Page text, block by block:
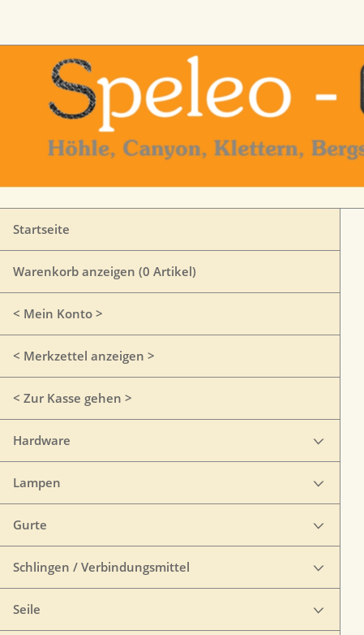
Startseite
Warenkorb anzeigen (0 Artikel)
< Mein Konto >
< Merkzettel anzeigen >
< Zur Kasse gehen >
Hardware
Lampen
Gurte
Schlingen / Verbindungsmittel
Seile